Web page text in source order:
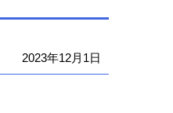
2023年12月1日